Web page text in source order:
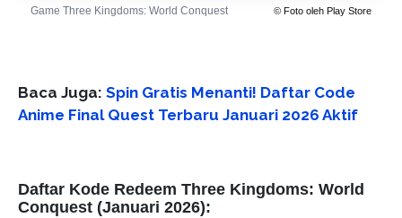
Game Three Kingdoms: World Conquest © Foto oleh Play Store
Baca Juga: Spin Gratis Menanti! Daftar Code
Anime Final Quest Terbaru Januari 2026 Aktif
Daftar Kode Redeem Three Kingdoms: World
Conquest (Januari 2026):